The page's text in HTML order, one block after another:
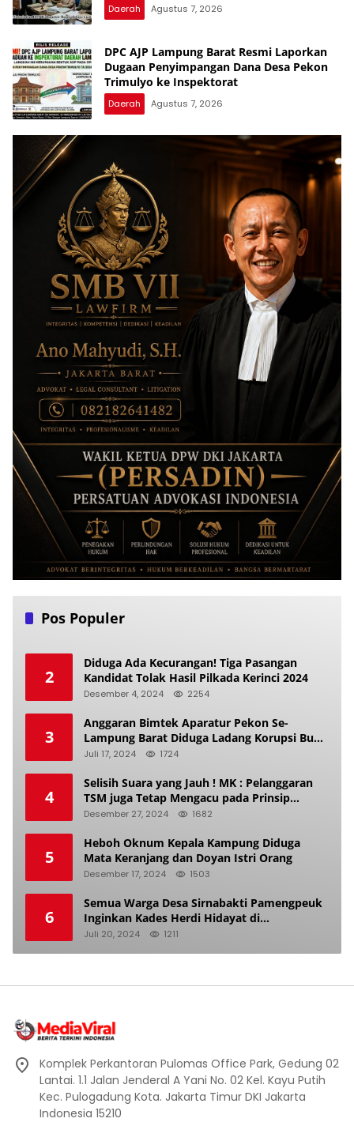
Daerah Agustus 7, 2026
DPC AJP Lampung Barat Resmi Laporkan
Dugaan Penyimpangan Dana Desa Pekon
Trimulyo ke Inspektorat
Daerah Agustus 7, 2026
Pos Populer
2
Diduga Ada Kecurangan! Tiga Pasangan
Kandidat Tolak Hasil Pilkada Kerinci 2024
Desember 4, 2024 2254
3
Anggaran Bimtek Aparatur Pekon Se-
Lampung Barat Diduga Ladang Korupsi Buat
Makan Anak Istri
Juli 17, 2024 1724
4
Selisih Suara yang Jauh ! MK : Pelanggaran
TSM juga Tetap Mengacu pada Prinsip
Keadilan Pemilu
Desember 27, 2024 1682
5
Heboh Oknum Kepala Kampung Diduga
Mata Keranjang dan Doyan Istri Orang
Desember 17, 2024 1503
6
Semua Warga Desa Sirnabakti Pamengpeuk
Inginkan Kades Herdi Hidayat di
Berhentikan Dari Jabatan nya
Juli 20, 2024 1211
Komplek Perkantoran Pulomas Office Park, Gedung 02
Lantai. 1.1 Jalan Jenderal A Yani No. 02 Kel. Kayu Putih
Kec. Pulogadung Kota. Jakarta Timur DKI Jakarta
Indonesia 15210